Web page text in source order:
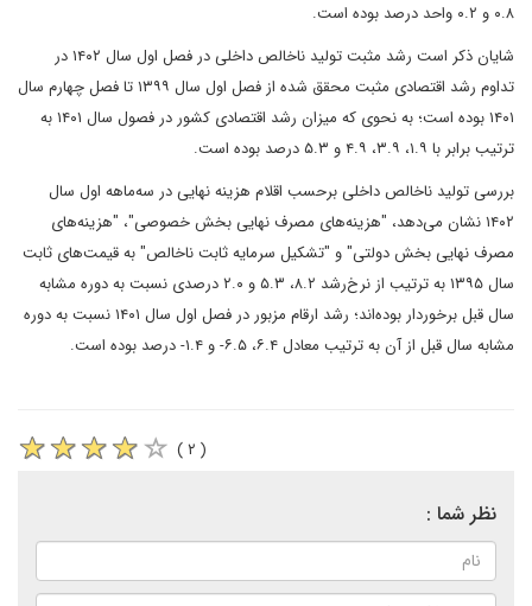
۰.۸ و ۰.۲ واحد درصد بوده است.
شایان ذکر است رشد مثبت تولید ناخالص داخلی در فصل اول سال ۱۴۰۲ در
تداوم رشد اقتصادی مثبت محقق شده از فصل اول سال ۱۳۹۹ تا فصل چهارم سال
۱۴۰۱ بوده است؛ به نحوی که میزان رشد اقتصادی کشور در فصول سال ۱۴۰۱ به
ترتیب برابر با ۱.۹، ۳.۹، ۴.۹ و ۵.۳ درصد بوده است.
بررسی تولید ناخالص داخلی برحسب اقلام هزینه نهایی در سه‌ماهه اول سال
۱۴۰۲ نشان می‌دهد، "هزینه‌های مصرف نهایی بخش خصوصی"، "هزینه‌های
مصرف نهایی بخش دولتی" و "تشکیل سرمایه ثابت ناخالص" به قیمت‌های ثابت
سال ۱۳۹۵ به ترتیب از نرخ‌رشد ۸.۲، ۵.۳ و ۲.۰ درصدی نسبت به دوره مشابه
سال قبل برخوردار بوده‌اند؛ رشد ارقام مزبور در فصل اول سال ۱۴۰۱ نسبت به دوره
مشابه سال قبل از آن به ترتیب معادل ۶.۴، ۶.۵- و ۱.۴- درصد بوده است.
( ۲ )
نظر شما :